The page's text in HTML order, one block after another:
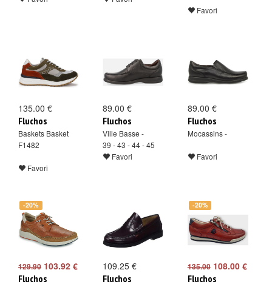
Favori
135.00 €
Fluchos
Baskets Basket
F1482
Favori
89.00 €
Fluchos
Ville Basse -
39 - 43 - 44 - 45
Favori
89.00 €
Fluchos
Mocassins -
Favori
-20%
129.90 103.92 €
Fluchos
109.25 €
Fluchos
-20%
135.00108.00 €
Fluchos